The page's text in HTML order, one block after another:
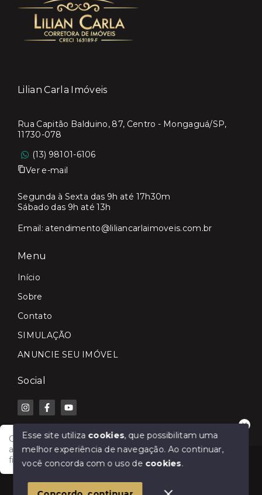
Olá! Fale com a Lilian Carla Imóveis e receba
atendimento rápido para comprar, vender, alugar ou
financiar seu imóvel.
Lilian Carla Imóveis
Rua Capitão Balduino, 87, Centro - Mongaguá/SP,
11730-078
(13) 98101-6106
Ver e-mail
Segunda à Sexta das 9h até 17h30m
Sábado das 9h até 13h
Email: atendimento@liliancarlaimoveis.com.br
Menu
Início
Sobre
Contato
SIMULAÇÃO
ANUNCIE SEU IMÓVEL
Social
© Copyright 2026 - Lilian Carla Imóveis - Todos os
Esse site utiliza cookies, que possibilitam uma
melhor experiência de navegação.Ao continuar,
você concorda com o uso de cookies.